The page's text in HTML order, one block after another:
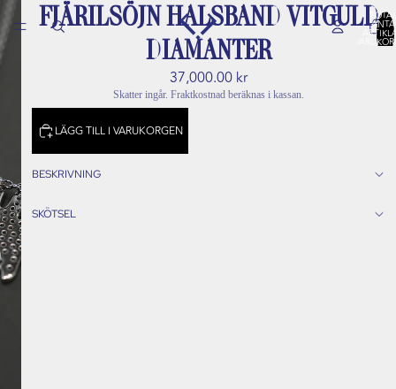
0
FJÄRILSÖJN HALSBAND VITGULD
DIAMANTER
37,000.00 kr
Skatter ingår. Fraktkostnad beräknas i kassan.
LÄGG TILL I VARUKORGEN
BESKRIVNING
SKÖTSEL